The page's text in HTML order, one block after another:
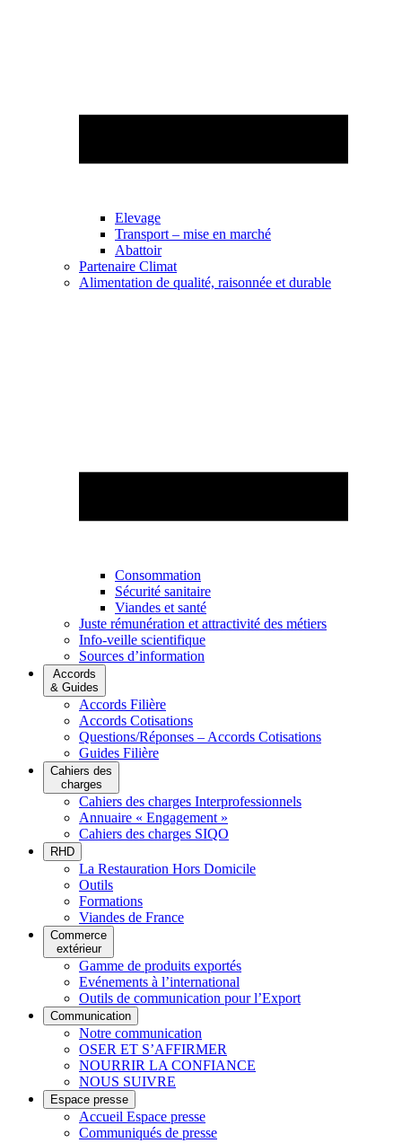
Elevage
Transport – mise en marché
Abattoir
Partenaire Climat
Alimentation de qualité, raisonnée et durable
Consommation
Sécurité sanitaire
Viandes et santé
Juste rémunération et attractivité des métiers
Info-veille scientifique
Sources d’information
Accords
& Guides
Accords Filière
Accords Cotisations
Questions/Réponses – Accords Cotisations
Guides Filière
Cahiers des
charges
Cahiers des charges Interprofessionnels
Annuaire « Engagement »
Cahiers des charges SIQO
RHD
La Restauration Hors Domicile
Outils
Formations
Viandes de France
Commerce
extérieur
Gamme de produits exportés
Evénements à l’international
Outils de communication pour l’Export
Communication
Notre communication
OSER ET S’AFFIRMER
NOURRIR LA CONFIANCE
NOUS SUIVRE
Espace presse
Accueil Espace presse
Communiqués de presse